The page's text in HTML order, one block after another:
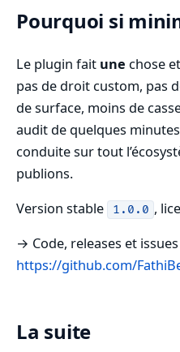
Pourquoi si
Le plugin fait une chose
pas de droit custom, pas
de surface, moins de
audit de quelques
conduite sur tout
publions.
Version stable
1.0.0 ,
→ Code, releases et
https://github.com/
La suite